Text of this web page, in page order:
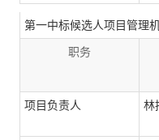
第一中标候选人项目管理
职务
项目负责人 林